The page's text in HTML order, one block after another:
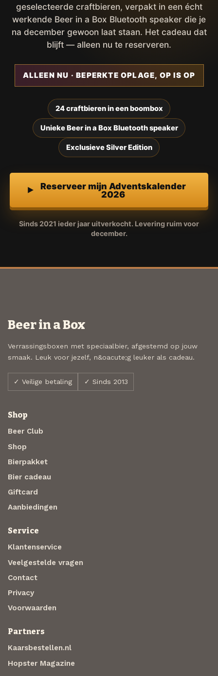
geselecteerde craftbieren, verpakt in een écht
werkende Beer in a Box Bluetooth speaker die je
na december gewoon laat staan. Het cadeau dat
blijft — alleen nu te reserveren.
ALLEEN NU · BEPERKTE OPLAGE, OP IS OP
24 craftbieren in een boombox
Unieke Beer in a Box Bluetooth speaker
Exclusieve Silver Edition
Reserveer mijn Adventskalender
2026
Sinds 2021 ieder jaar uitverkocht. Levering ruim voor
december.
Beer in a Box
Verrassingsboxen met speciaalbier, afgestemd op jouw
smaak. Leuk voor jezelf, n&oacute;g leuker als cadeau.
✓ Veilige betaling ✓ Sinds 2013
Shop
Beer Club
Shop
Bierpakket
Bier cadeau
Giftcard
Aanbiedingen
Service
Klantenservice
Veelgestelde vragen
Contact
Privacy
Voorwaarden
Partners
Kaarsbestellen.nl
Hopster Magazine